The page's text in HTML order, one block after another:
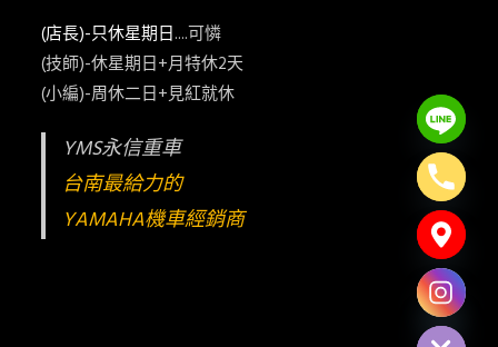
(店長)-只休星期日....可憐
(技師)-休星期日+月特休2天
(小編)-周休二日+見紅就休
YMS永信重車
台南最給力的
YAMAHA機車經銷商
Hide chaty